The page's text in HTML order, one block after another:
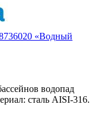
«Водный
водопад
сталь AISI-316.